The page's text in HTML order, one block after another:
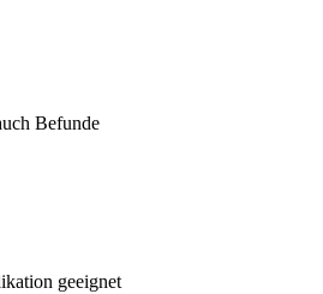
Befunde
geeignet